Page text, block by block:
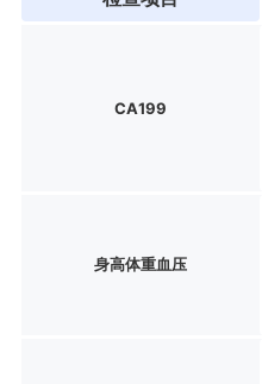
CA199
身高体重血压